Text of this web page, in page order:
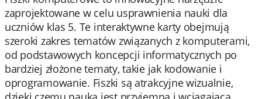
zaprojektowane w celu usprawnienia nauki dla
uczniów klas 5. Te interaktywne karty obejmują
szeroki zakres tematów związanych z komputerami,
od podstawowych koncepcji informatycznych po
bardziej złożone tematy, takie jak kodowanie i
oprogramowanie. Fiszki są atrakcyjne wizualnie,